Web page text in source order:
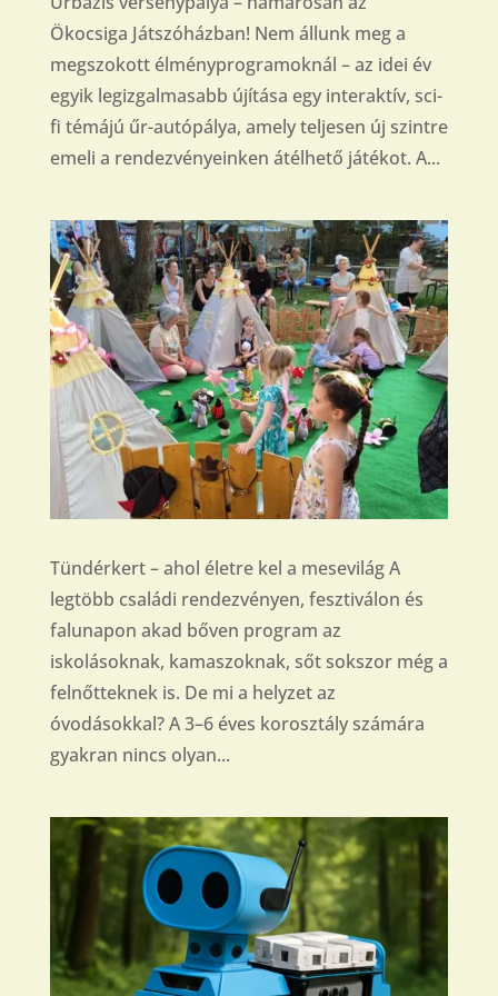
Ökocsiga Játszóházban! Nem állunk meg a
megszokott élményprogramoknál – az idei év
egyik legizgalmasabb újítása egy interaktív, sci-
fi témájú űr-autópálya, amely teljesen új szintre
emeli a rendezvényeinken átélhető játékot. A...
Tündérkert – ahol életre kel a mesevilág A
legtöbb családi rendezvényen, fesztiválon és
falunapon akad bőven program az
iskolásoknak, kamaszoknak, sőt sokszor még a
felnőtteknek is. De mi a helyzet az
óvodásokkal? A 3–6 éves korosztály számára
gyakran nincs olyan...